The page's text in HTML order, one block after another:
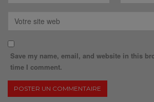
Save my name, email, and website in this
time I comment.